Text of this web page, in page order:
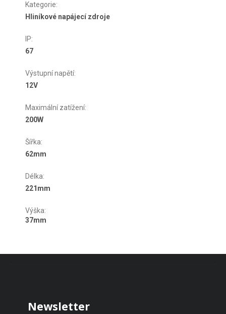
Kategorie:
Hliníkové napájecí zdroje
IP:
67
Výstupní napětí:
12V
Maximální zatížení:
200W
Šířka:
62mm
Délka:
221mm
Výška:
37mm
Newsletter